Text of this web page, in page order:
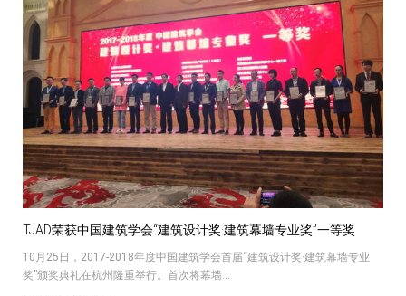
TJAD荣获中国建筑学会“建筑设计奖·建筑幕墙专业奖”一等奖
10月25日，2017-2018年度中国建筑学会首届“建筑设计奖·建筑幕墙专业
奖”颁奖典礼在杭州隆重举行。首次将幕墙...